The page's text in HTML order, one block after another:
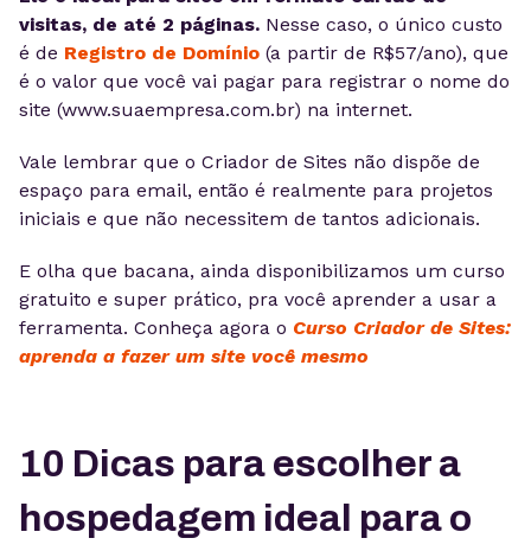
visitas, de até 2 páginas. Nesse caso, o único custo
é de Registro de Domínio (a partir de R$57/ano), que
é o valor que você vai pagar para registrar o nome do
site (www.suaempresa.com.br) na internet.
Vale lembrar que o Criador de Sites não dispõe de
espaço para email, então é realmente para projetos
iniciais e que não necessitem de tantos adicionais.
E olha que bacana, ainda disponibilizamos um curso
gratuito e super prático, pra você aprender a usar a
ferramenta. Conheça agora o Curso Criador de Sites:
aprenda a fazer um site você mesmo
10 Dicas para escolher a
hospedagem ideal para o